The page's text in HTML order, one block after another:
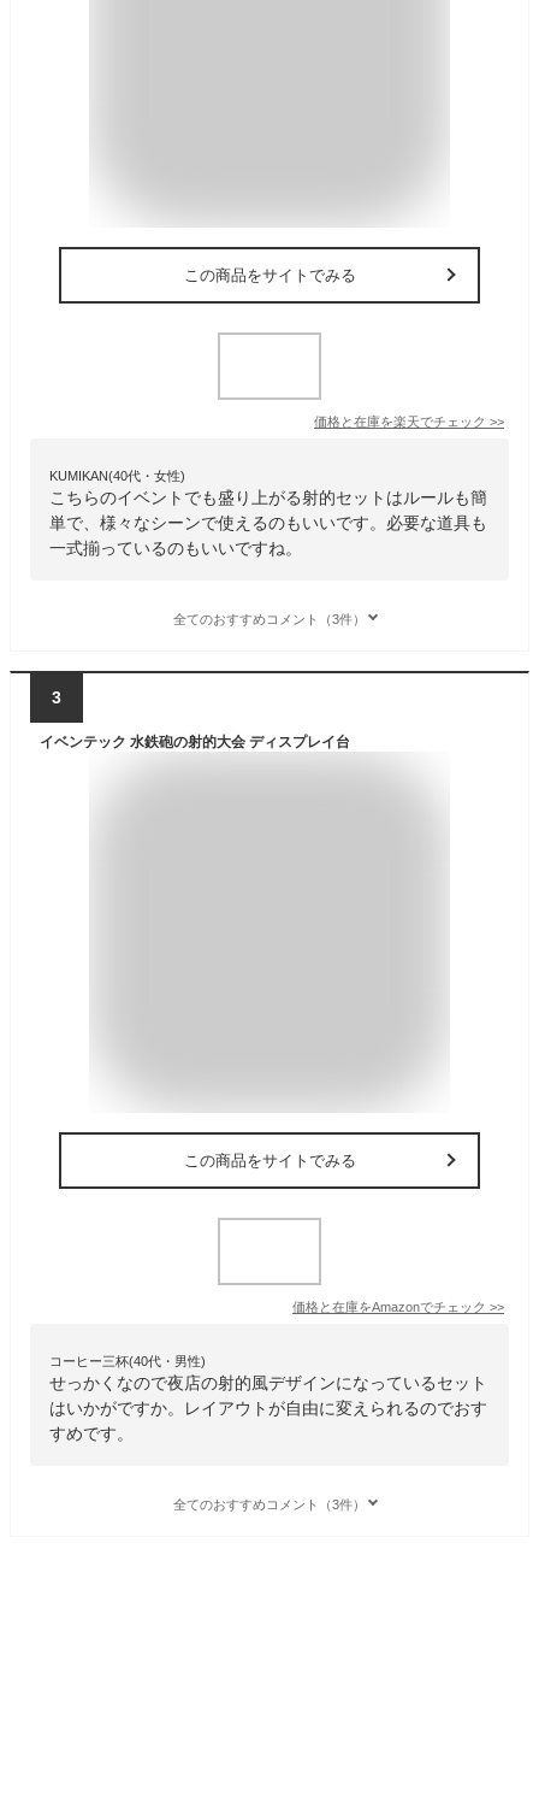
この商品をサイトでみる
価格と在庫を楽天でチェック >>
KUMIKAN(40代・女性)
こちらのイベントでも盛り上がる射的セットはルールも簡
単で、様々なシーンで使えるのもいいです。必要な道具も
一式揃っているのもいいですね。
全てのおすすめコメント（3件）
3
イベンテック 水鉄砲の射的大会 ディスプレイ台
この商品をサイトでみる
価格と在庫をAmazonでチェック >>
コーヒー三杯(40代・男性)
せっかくなので夜店の射的風デザインになっているセット
はいかがですか。レイアウトが自由に変えられるのでおす
すめです。
全てのおすすめコメント（3件）